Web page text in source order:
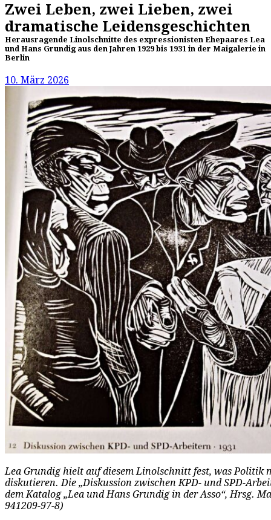
Zwei Leben, zwei Lieben, zwei
dramatische Leidensgeschichten
Herausragende Linolschnitte des expressionisten Ehepaares Lea
und Hans Grundig aus den Jahren 1929 bis 1931 in der Maigalerie in
Berlin
10. März 2026
Lea Grundig hielt auf diesem Linolschnitt fest, was Politik
diskutieren. Die „Diskussion zwischen KPD- und SPD-
dem Katalog „Lea und Hans Grundig in der Asso“, Hrsg.
941209-97-8)